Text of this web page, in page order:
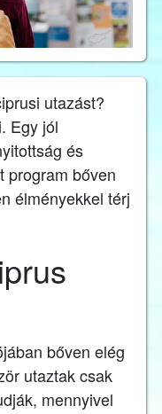
utazást?
Egy jól
és
program bőven
élményekkel térj
bőven elég
utaztak csak
mennyivel